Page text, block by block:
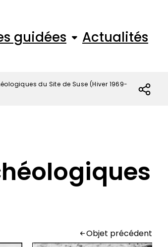
guidées Actualités
du Site de Suse (Hiver 1969-
Objet précédent